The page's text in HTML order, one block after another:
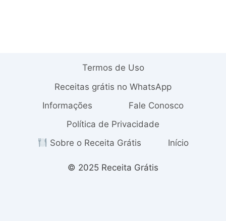
Termos de Uso
Receitas grátis no WhatsApp
Informações
Fale Conosco
Política de Privacidade
Sobre o Receita Grátis
Início
© 2025 Receita Grátis